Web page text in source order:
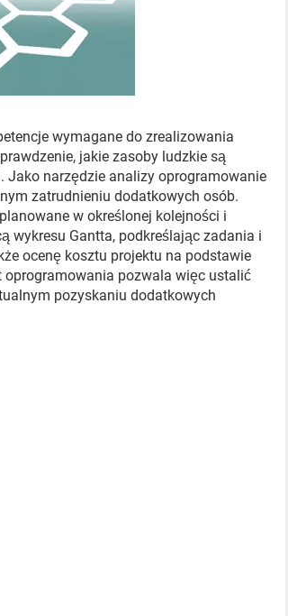
wymagane do zrealizowania
jakie zasoby ludzkie są
Jako narzędzie analizy oprogramowanie
zatrudnieniu dodatkowych osób.
w określonej kolejności i
wykresu Gantta, podkreślając zadania i
ocenę kosztu projektu na podstawie
oprogramowania pozwala więc ustalić
pozyskaniu dodatkowych